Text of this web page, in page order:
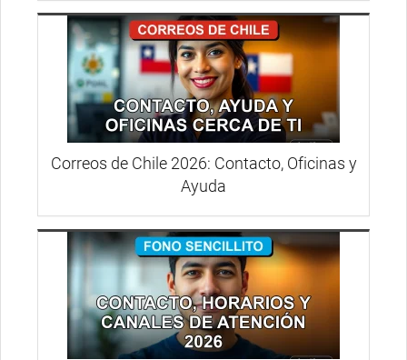
Correos de Chile 2026: Contacto, Oficinas y
Ayuda